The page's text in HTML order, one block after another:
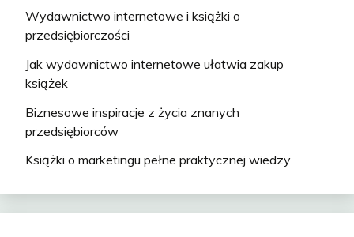
Wydawnictwo internetowe i książki o
przedsiębiorczości
Jak wydawnictwo internetowe ułatwia zakup
książek
Biznesowe inspiracje z życia znanych
przedsiębiorców
Książki o marketingu pełne praktycznej wiedzy